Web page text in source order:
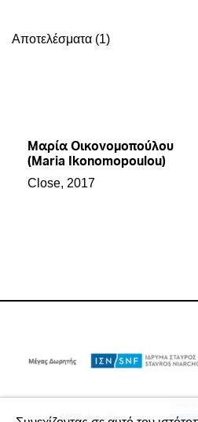
Αποτελέσματα (1)
Μαρία Οικονομοπούλου
(Maria Ikonomopoulou)
Close, 2017